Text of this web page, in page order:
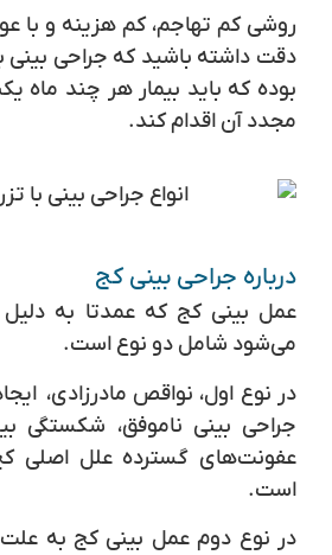
روشی کم تهاجم، کم هزینه و با
دقت داشته باشید که جراحی بینی
بوده که باید بیمار هر چند ماه
مجدد آن اقدام کند.
درباره جراحی بینی کج
عمل بینی کج که عمدتا به دلیل
می‌شود شامل دو نوع است.
در نوع اول، نواقص مادرزادی،
جراحی بینی ناموفق، شکستگی
عفونت‌های گسترده علل اصلی
است.
در نوع دوم عمل بینی کج به